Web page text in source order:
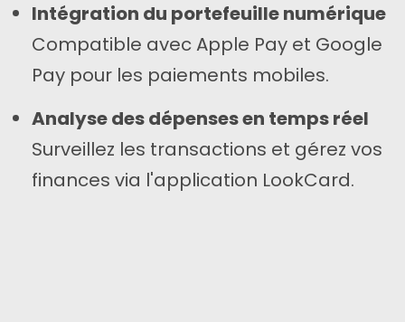
Intégration du portefeuille numérique
Compatible avec Apple Pay et Google
Pay pour les paiements mobiles.
Analyse des dépenses en temps réel
Surveillez les transactions et gérez vos
finances via l'application LookCard.